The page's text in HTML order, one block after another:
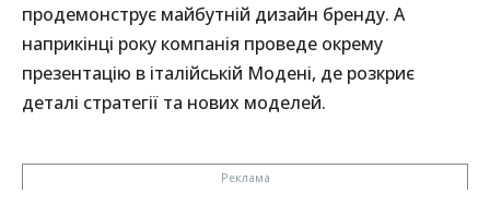
продемонструє майбутній дизайн бренду. А
наприкінці року компанія проведе окрему
презентацію в італійській Модені, де розкриє
деталі стратегії та нових моделей.